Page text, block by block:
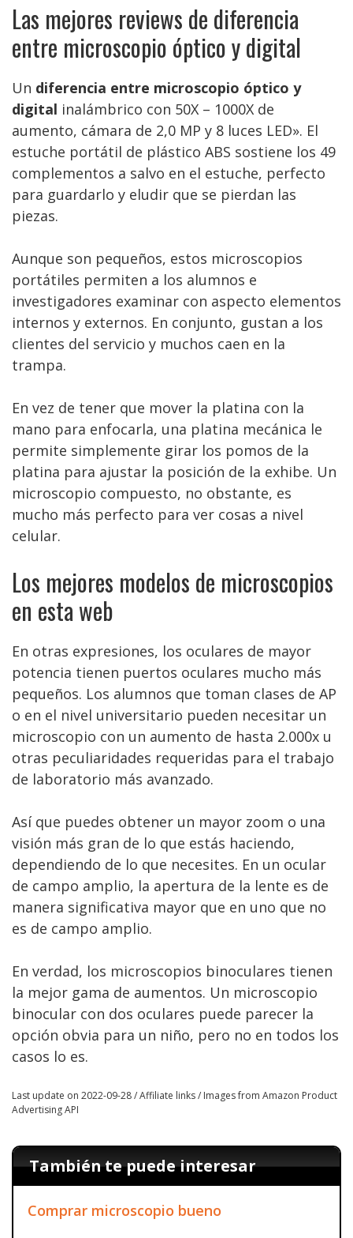
Las mejores reviews de diferencia
entre microscopio óptico y digital
Un diferencia entre microscopio óptico y
digital inalámbrico con 50X – 1000X de
aumento, cámara de 2,0 MP y 8 luces LED». El
estuche portátil de plástico ABS sostiene los 49
complementos a salvo en el estuche, perfecto
para guardarlo y eludir que se pierdan las
piezas.
Aunque son pequeños, estos microscopios
portátiles permiten a los alumnos e
investigadores examinar con aspecto elementos
internos y externos. En conjunto, gustan a los
clientes del servicio y muchos caen en la
trampa.
En vez de tener que mover la platina con la
mano para enfocarla, una platina mecánica le
permite simplemente girar los pomos de la
platina para ajustar la posición de la exhibe. Un
microscopio compuesto, no obstante, es
mucho más perfecto para ver cosas a nivel
celular.
Los mejores modelos de microscopios
en esta web
En otras expresiones, los oculares de mayor
potencia tienen puertos oculares mucho más
pequeños. Los alumnos que toman clases de AP
o en el nivel universitario pueden necesitar un
microscopio con un aumento de hasta 2.000x u
otras peculiaridades requeridas para el trabajo
de laboratorio más avanzado.
Así que puedes obtener un mayor zoom o una
visión más gran de lo que estás haciendo,
dependiendo de lo que necesites. En un ocular
de campo amplio, la apertura de la lente es de
manera significativa mayor que en uno que no
es de campo amplio.
En verdad, los microscopios binoculares tienen
la mejor gama de aumentos. Un microscopio
binocular con dos oculares puede parecer la
opción obvia para un niño, pero no en todos los
casos lo es.
Last update on 2022-09-28 / Affiliate links / Images from Amazon Product
Advertising API
También te puede interesar
Comprar microscopio bueno